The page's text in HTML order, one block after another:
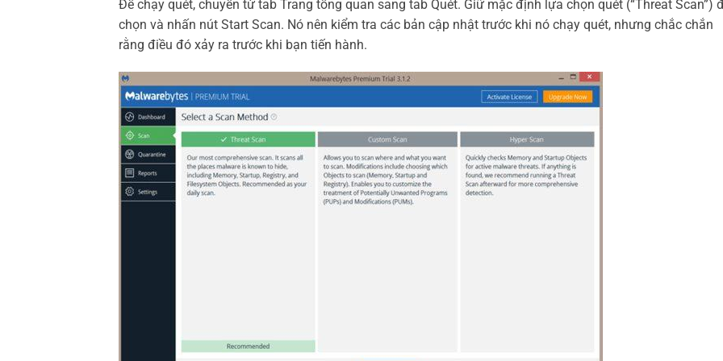
Để chạy quét, chuyển từ tab Trang tổng quan sang tab Quét. Giữ mặc định lựa chọn quét (“Threat Scan”)
chọn và nhấn nút Start Scan. Nó nên kiểm tra các bản cập nhật trước khi nó chạy quét, nhưng chắc chắn
rằng điều đó xảy ra trước khi bạn tiến hành.